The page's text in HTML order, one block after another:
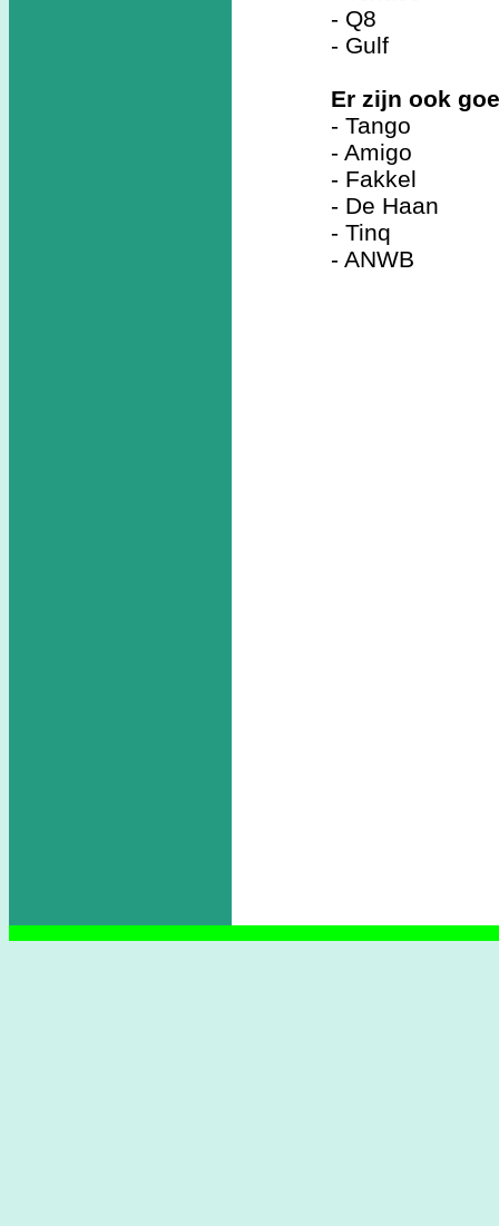
- Q8
- Gulf
Er zijn ook
- Tango
- Amigo
- Fakkel
- De Haan
- Tinq
- ANWB